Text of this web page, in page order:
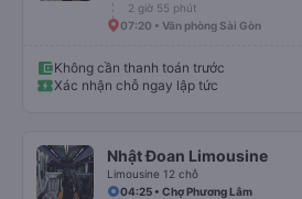
2 giờ 55 phút
07:20 • Văn phòng Sài Gòn
Không cần thanh toán trước
Xác nhận chỗ ngay lập tức
Nhật Đoan Limousine
Limousine 12 chỗ
04:25 • Chợ Phương Lâm